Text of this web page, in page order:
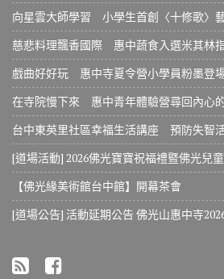
向星雲大師學習 小學生首創〈十修歌〉
慈悲料理飄香國際 惠中蔬食入選米其林
戲曲好好玩 惠中寺夏令營小學員粉墨登
在寺院慢下來 惠中青年體驗營尋回內心
台中東英里社區幸福生活講座 預防失智
[道場活動] 2026佛光寶寶祝福禮暨佛光兒
【佛光緣美術館台中館】開幕茶會
[道場公告] 活動延期公告 佛光山惠中寺